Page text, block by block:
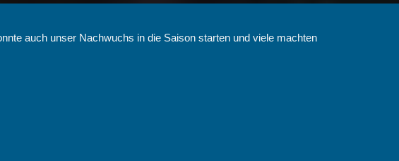
auch unser Nachwuchs in die Saison starten und viele machten